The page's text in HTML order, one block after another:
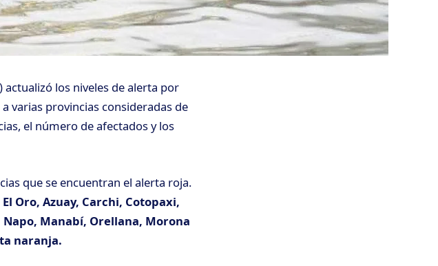
actualizó los niveles de alerta por
a varias provincias consideradas de
el número de afectados y los
que se encuentran el alerta roja.
Oro, Azuay, Carchi, Cotopaxi,
Manabí, Orellana, Morona
naranja.